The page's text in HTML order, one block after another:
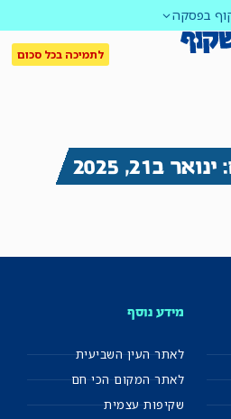
בפסקה
לתמיכה בכל סכום
ב21, 2025
מידע נוסף
לאתר העין השביעית
לאתר המקום הכי חם
שקיפות עצמית